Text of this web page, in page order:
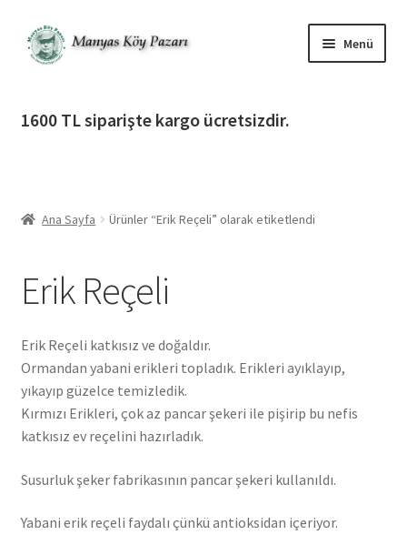
Dolaşıma
geç
İçeriğe
geç
Menü
İletişim
1600 TL siparişte kargo ücretsizdir.
Ana Sayfa Ürünler “Erik Reçeli” olarak etiketlendi
Erik Reçeli
Erik Reçeli katkısız ve doğaldır.
Ormandan yabani erikleri topladık. Erikleri ayıklayıp,
yıkayıp güzelce temizledik.
Kırmızı Erikleri, çok az pancar şekeri ile pişirip bu nefis
katkısız ev reçelini hazırladık.
Susurluk şeker fabrikasının pancar şekeri kullanıldı.
Yabani erik reçeli faydalı çünkü antioksidan içeriyor.